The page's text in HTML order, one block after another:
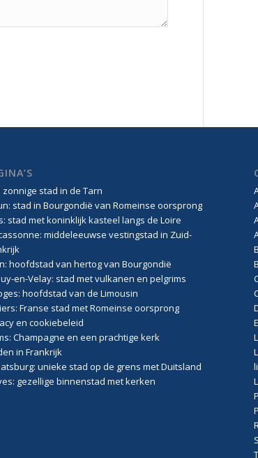
zonnige stad in de Tarn
stad in Bourgondië van Romeinse oorsprong
stad met koninklijk kasteel langs de Loire
middeleeuwse vestingstad in Zuid-
hoofdstad van hertog van Bourgondië
en-Velay: stad met vulkanen en pelgrims
hoofdstad van de Limousin
Franse stad met Romeinse oorsprong
en cookiebeleid
Champagne en een prachtige kerk
in Frankrijk
unieke stad op de grens met Duitsland
gezellige binnenstad met kerken